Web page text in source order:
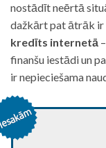
nostādīt neērtā
dažkārt pat ātrāk
kredīts internetā
finanšu iestādi un
ir nepieciešama